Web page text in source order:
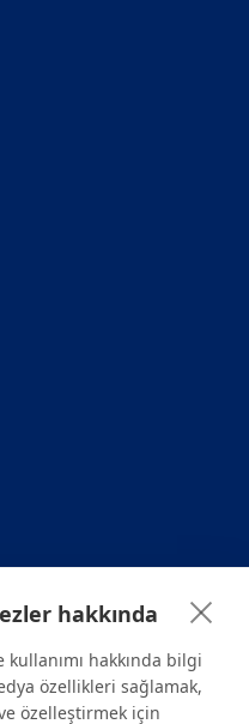
hakkında
hakkında bilgi
özellikleri sağlamak,
özelleştirmek için